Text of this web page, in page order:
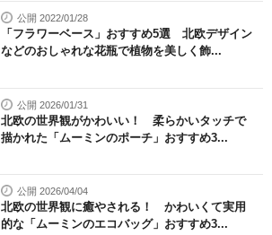
公開 2022/01/28
「フラワーベース」おすすめ5選 北欧デザイン
などのおしゃれな花瓶で植物を美しく飾...
公開 2026/01/31
北欧の世界観がかわいい！ 柔らかいタッチで
描かれた「ムーミンのポーチ」おすすめ3...
公開 2026/04/04
北欧の世界観に癒やされる！ かわいくて実用
的な「ムーミンのエコバッグ」おすすめ3...